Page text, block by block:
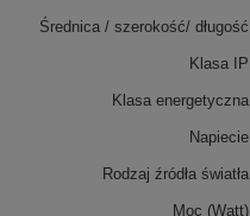
Średnica / szerokość/ długość
Klasa IP
Klasa energetyczna
Napiecie
Rodzaj źródła światła
Moc (Watt)